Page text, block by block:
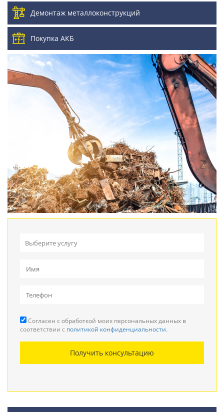
Демонтаж металлоконструкций
Покупка АКБ
Выберите услугу
Прием кабеля
Резка металла
Демонтаж металлоконструкций
Покупка АКБ
Согласен с обработкой моих персональных данных в
соответствии с политикой конфиденциальности.
Получить консультацию